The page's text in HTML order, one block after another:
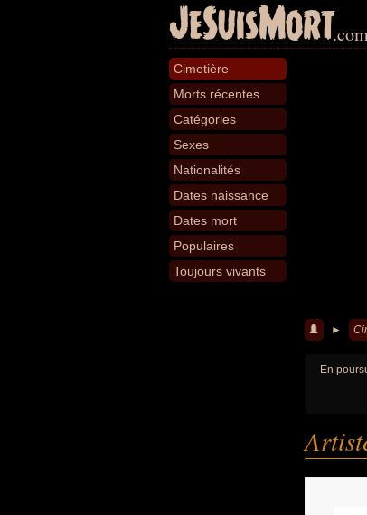
JeSuisMort
Cimetière
Morts récentes
Catégories
Sexes
Nationalités
Dates naissance
Dates mort
Populaires
Toujours vivants
►
En